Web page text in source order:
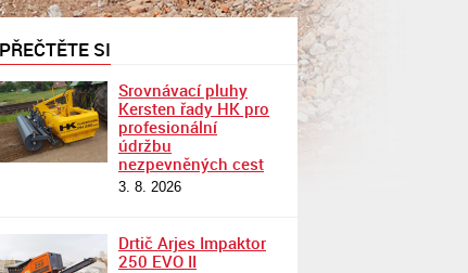
PŘEČTĚTE SI
Srovnávací pluhy
Kersten řady HK pro
profesionální
údržbu
nezpevněných cest
3. 8. 2026
Drtič Arjes Impaktor
250 EVO II